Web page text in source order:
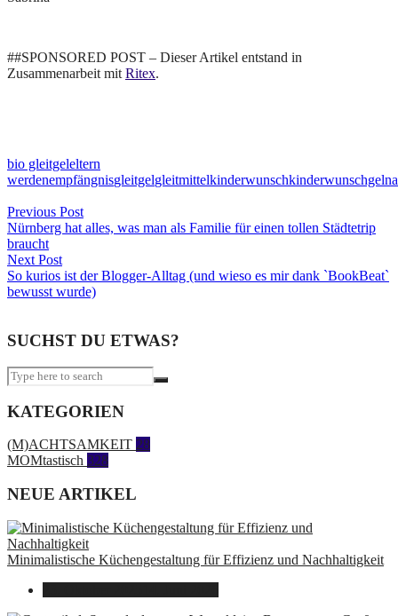
##SPONSORED POST – Dieser Artikel entstand in
Zusammenarbeit mit Ritex.
bio gleitgeleltern
werdenempfängnisgleitgelgleitmittelkinderwunschkinderwunschgel
Previous Post
Nürnberg hat alles, was man als Familie für einen tollen Städtetrip
braucht
Next Post
So kurios ist der Blogger-Alltag (und wieso es mir dank `BookBeat`
bewusst wurde)
SUCHST DU ETWAS?
KATEGORIEN
(M)ACHTSAMKEIT 28
MOMtastisch 328
NEUE ARTIKEL
Minimalistische Küchengestaltung für Effizienz und Nachhaltigkeit